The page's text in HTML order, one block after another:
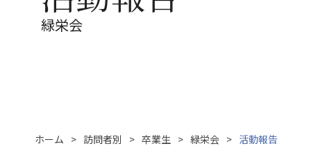
緑栄会
ホーム 訪問者別 卒業生 緑栄会 活動報告